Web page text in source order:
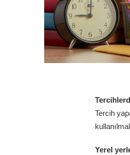
Tercih
Yerel